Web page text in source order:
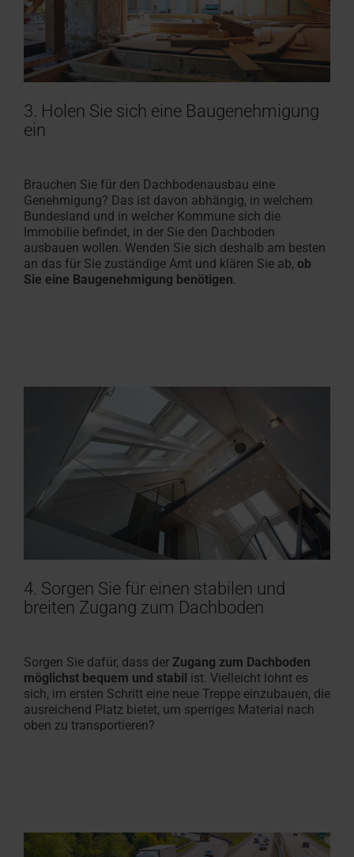
3. Holen Sie sich eine Baugenehmigung
ein
Brauchen Sie für den Dachbodenausbau eine
Genehmigung? Das ist davon abhängig, in welchem
Bundesland und in welcher Kommune sich die
Immobilie befindet, in der Sie den Dachboden
ausbauen wollen. Wenden Sie sich deshalb am besten
an das für Sie zuständige Amt und klären Sie ab, ob
Sie eine Baugenehmigung benötigen.
4. Sorgen Sie für einen stabilen und
breiten Zugang zum Dachboden
Sorgen Sie dafür, dass der Zugang zum Dachboden
möglichst bequem und stabil ist. Vielleicht lohnt es
sich, im ersten Schritt eine neue Treppe einzubauen, die
ausreichend Platz bietet, um sperriges Material nach
oben zu transportieren?